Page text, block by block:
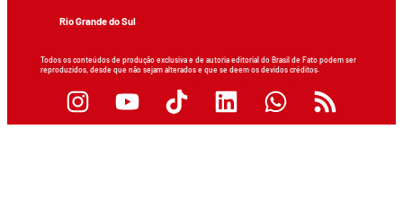
Rio Grande do Sul
Todos os conteúdos de produção exclusiva e de autoria editorial do Brasil de Fato podem ser
reproduzidos, desde que não sejam alterados e que se deem os devidos créditos.